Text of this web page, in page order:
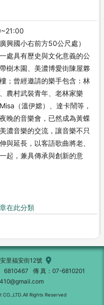
興國小右前方50公尺處）
處具有歷史與文化意義的公
樹木園、美濃博愛街陳屋夥
；曾經邀請的樂手包含：林
農村武裝青年、老林家樂
（溫伊嫦）、達卡鬧等，
晚的音樂會，已然成為黃蝶
濃音樂的交流，讓音樂不只
與延長，以客語歌曲將老、
起，兼具傳承與創新的意
在此分類
里福安街12號
6810467 傳 真
07-6810201
Rights Reserved